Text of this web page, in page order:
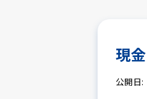
現
公開日: